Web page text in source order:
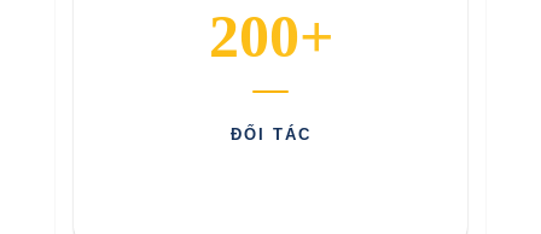
200+
ĐỐI TÁC